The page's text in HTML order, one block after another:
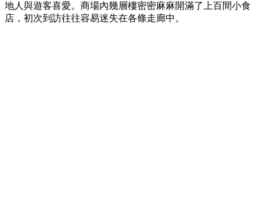
地人與遊客喜愛。商場內幾層樓密密麻麻開滿了上百間小食
店，初次到訪往往容易迷失在各條走廊中。